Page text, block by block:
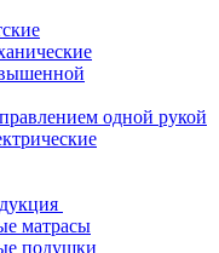
одной рукой
матрасы
подушки